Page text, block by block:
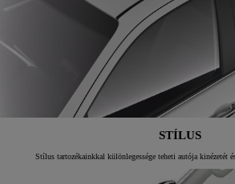
STÍLUS
Stílus tartozékainkkal különlegessége teheti autója kinézetét